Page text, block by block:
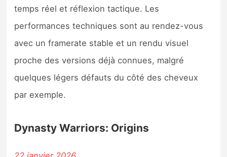
temps réel et réflexion tactique. Les
performances techniques sont au rendez-vous
avec un framerate stable et un rendu visuel
proche des versions déjà connues, malgré
quelques légers défauts du côté des cheveux
par exemple.
Dynasty Warriors: Origins